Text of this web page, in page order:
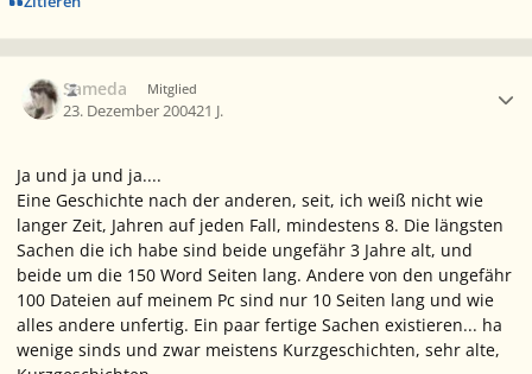
Sameda Mitglied
23. Dezember 200421 J.
Ja und ja und ja....
Eine Geschichte nach der anderen, seit, ich weiß nicht wie
langer Zeit, Jahren auf jeden Fall, mindestens 8. Die längsten
Sachen die ich habe sind beide ungefähr 3 Jahre alt, und
beide um die 150 Word Seiten lang. Andere von den ungefähr
100 Dateien auf meinem Pc sind nur 10 Seiten lang und wie
alles andere unfertig. Ein paar fertige Sachen existieren... ha
wenige sinds und zwar meistens Kurzgeschichten, sehr alte,